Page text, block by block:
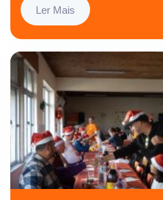
Ler Mais